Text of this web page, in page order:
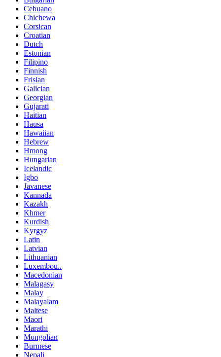
Cebuano
Chichewa
Corsican
Croatian
Dutch
Estonian
Filipino
Finnish
Frisian
Galician
Georgian
Gujarati
Haitian
Hausa
Hawaiian
Hebrew
Hmong
Hungarian
Icelandic
Igbo
Javanese
Kannada
Kazakh
Khmer
Kurdish
Kyrgyz
Latin
Latvian
Lithuanian
Luxembou..
Macedonian
Malagasy
Malay
Malayalam
Maltese
Maori
Marathi
Mongolian
Burmese
Nepali